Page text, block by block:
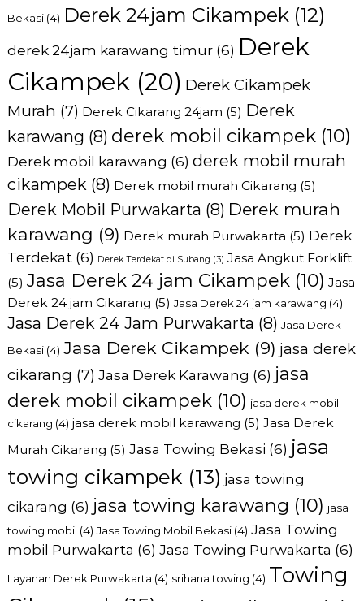
Bekasi(4) Derek 24jam Cikampek(12)
derek 24jam karawang timur(6) Derek
Cikampek(20) Derek Cikampek
Murah (7) Derek Cikarang 24jam (5) Derek
karawang (8) derek mobil cikampek(10)
Derek mobil karawang (6) derek mobil murah
cikampek(8) Derek mobil murah Cikarang (5)
Derek Mobil Purwakarta (8) Derek murah
karawang (9) Derek murah Purwakarta (5) Derek
Terdekat(6) Derek Terdekat di Subang (3) Jasa Angkut Forklift
(5) Jasa Derek 24 jam Cikampek(10) Jasa
Derek 24 jam Cikarang (5) Jasa Derek 24 jam karawang (4)
Jasa Derek 24 Jam Purwakarta (8) Jasa Derek
Bekasi(4) Jasa Derek Cikampek(9) jasa derek
cikarang (7) Jasa Derek Karawang (6) jasa
derek mobil cikampek(10) jasa derek mobil
cikarang (4) jasa derek mobil karawang (5) Jasa Derek
Murah Cikarang (5) Jasa Towing Bekasi (6) jasa
towing cikampek(13) jasa towing
cikarang (6) jasa towing karawang (10) jasa
towing mobil (4) Jasa Towing Mobil Bekasi(4) Jasa Towing
mobil Purwakarta (6) Jasa Towing Purwakarta (6)
Layanan Derek Purwakarta (4) srihana towing (4) Towing